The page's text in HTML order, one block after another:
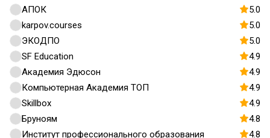
АПОК
5.0
karpov.courses
5.0
ЭКОДПО
5.0
SF Education
4.9
Академия Эдюсон
4.9
Компьютерная Академия ТОП
4.9
Skillbox
4.9
Бруноям
4.8
Институт профессионального образования
4.8